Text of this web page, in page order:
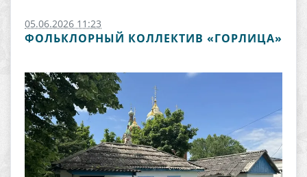
05.06.2026 11:23
ФОЛЬКЛОРНЫЙ КОЛЛЕКТИВ «ГОРЛИЦА»